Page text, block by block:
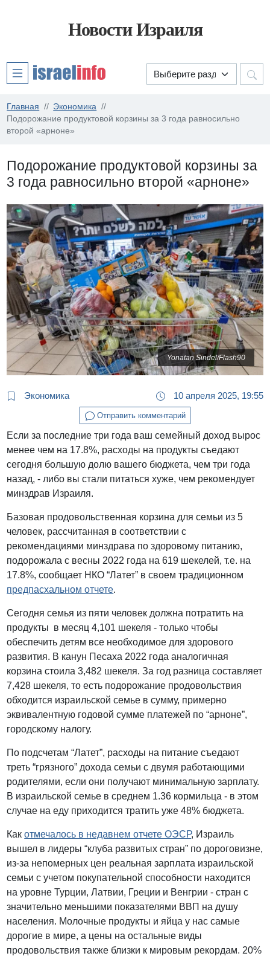
Новости Израиля
Главная
Экономика
Подорожание продуктовой корзины за 3 года равносильно
второй «арноне»
Подорожание продуктовой корзины за
3 года равносильно второй «арноне»
Yonatan Sindel/Flash90
Экономика 10 апреля 2025, 19:55
Отправить комментарий
Если за последние три года ваш семейный доход вырос
менее чем на 17.8%, расходы на продукты съедают
сегодня большую долю вашего бюджета, чем три года
назад, - либо вы стали питаться хуже, чем рекомендует
минздрав Израиля.
Базовая продовольственная корзина для семьи из 5
человек, рассчитанная в соответствии с
рекомендациями минздрава по здоровому питанию,
подорожала с весны 2022 года на 619 шекелей, т.е. на
17.8%, сообщает НКО “Латет” в своем традиционном
предпасхальном отчете.
Сегодня семья из пяти человек должна потратить на
продукты в месяц 4,101 шекеля - только чтобы
обеспечить детям все необходимое для здорового
развития. В канун Песаха 2022 года аналогичная
корзина стоила 3,482 шекеля. За год разница составляет
7,428 шекеля, то есть подорожание продовольствия
обходится израильской семье в сумму, примерно
эквивалентную годовой сумме платежей по “арноне”,
городскому налогу.
По подсчетам “Латет”, расходы на питание съедают
треть “грязного” дохода семьи с двумя работающими
родителями, если они получают минимальную зарплату.
В израильской семье в среднем 1.36 кормильца - в этом
случае на еду приходится тратить уже 48% бюджета.
Какотмечалось в недавнем отчете ОЭСР, Израиль
вышел в лидеры “клуба развитых стран” по дороговизне,
из-за непомерных цен реальная зарплата израильской
семьи с учетом покупательной способности находится
на уровне Турции, Латвии, Греции и Венгрии - стран с
значительно меньшими показателями ВВП на душу
населения. Молочные продукты и яйца у нас самые
дорогие в мире, а цены на остальные виды
продовольствия также близки к мировым рекордам. 20%